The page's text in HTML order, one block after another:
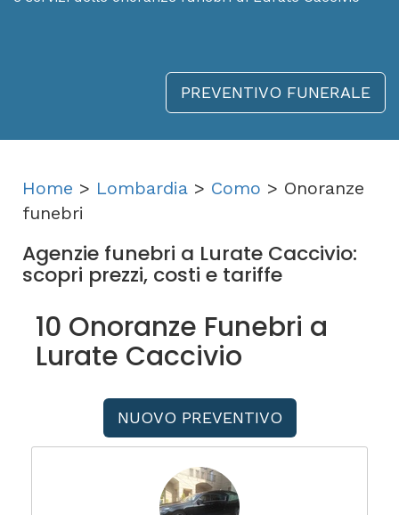
PREVENTIVO FUNERALE
Home > Lombardia > Como > Onoranze
funebri
Agenzie funebri a Lurate Caccivio:
scopri prezzi, costi e tariffe
10 Onoranze Funebri a
Lurate Caccivio
NUOVO PREVENTIVO